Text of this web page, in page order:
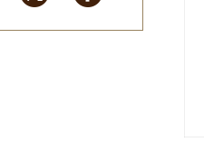
(34)